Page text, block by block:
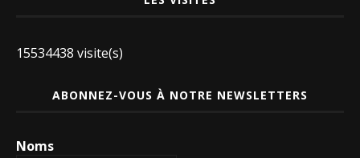
15534438 visite(s)
ABONNEZ-VOUS À NOTRE NEWSLETTERS
Noms